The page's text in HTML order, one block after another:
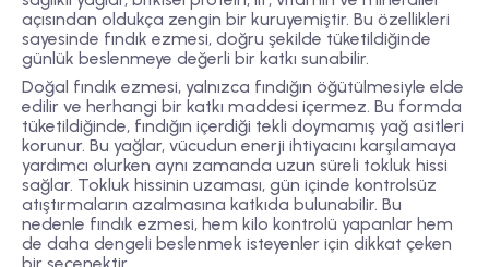
açısından oldukça zengin bir kuruyemiştir. Bu özellikleri
sayesinde fındık ezmesi, doğru şekilde tüketildiğinde
günlük beslenmeye değerli bir katkı sunabilir.
Doğal fındık ezmesi, yalnızca fındığın öğütülmesiyle elde
edilir ve herhangi bir katkı maddesi içermez. Bu formda
tüketildiğinde, fındığın içerdiği tekli doymamış yağ asitleri
korunur. Bu yağlar, vücudun enerji ihtiyacını karşılamaya
yardımcı olurken aynı zamanda uzun süreli tokluk hissi
sağlar. Tokluk hissinin uzaması, gün içinde kontrolsüz
atıştırmaların azalmasına katkıda bulunabilir. Bu
nedenle fındık ezmesi, hem kilo kontrolü yapanlar hem
de daha dengeli beslenmek isteyenler için dikkat çeken